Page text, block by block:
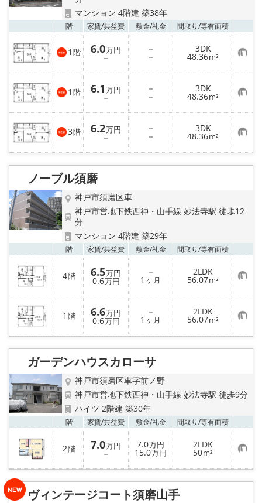
マンション 4階建 築38年
階 家賃/共益費 敷金/礼金 間取り/専有面積
1 階 6.0万円
－
－
－
3DK
48.36m² お
気
に
入
り
登
録
1 階 6.1万円
－
－
－
3DK
48.36m² お
気
に
入
り
登
録
3階 6.2万円
－
－
－
3DK
48.36m² お
気
に
り
ノーブル須磨
神戸市須磨区車
神戸市営地下鉄西神・山手線 妙法寺駅 徒歩12
分
マンション 4階建 築29年
階 家賃/共益費 敷金/礼金 間取り/専有面積
4階 6.5万円
0.6万円
－
1 ヶ月
2LDK
56.07m² お
気
に
入
り
登
録
1 階 6.6万円
0.6万円
－
1 ヶ月
2LDK
56.07m² お
気
に
り
ガーデンハウスカローサ
神戸市須磨区車字前ノ野
神戸市営地下鉄西神・山手線 妙法寺駅 徒歩9分
ハイツ 2階建 築30年
階 家賃/共益費 敷金/礼金 間取り/専有面積
2階 7.0万円
－
7.0万円
15.0万円
2LDK
50m² お
気
に
り
ヴィンテージコート須磨山手